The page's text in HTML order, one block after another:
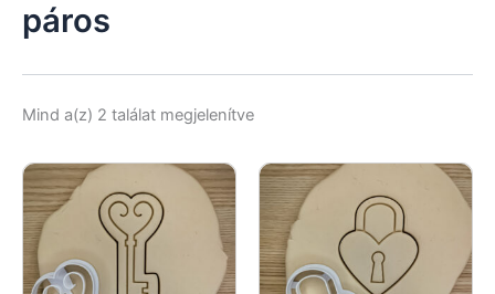
páros
Mind a(z) 2 találat megjelenítveSorted